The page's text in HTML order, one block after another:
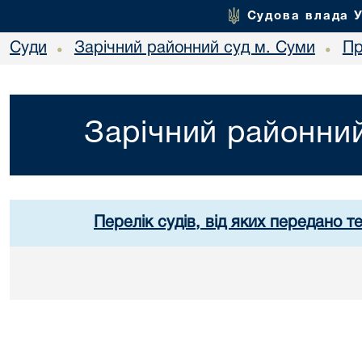
Судова влада
Суди • Зарічний районний суд м. Суми •
Зарічний
Перелік судів, від яких передано